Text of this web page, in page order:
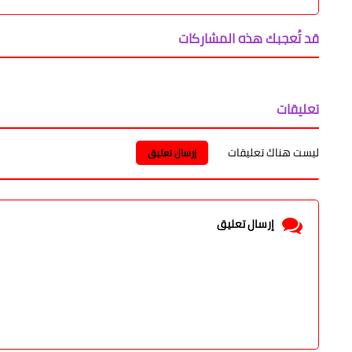
قد تُعجبك هذه المشاركات
تعليقات
ليست هناك تعليقات إرسال تعليق
إرسال تعليق